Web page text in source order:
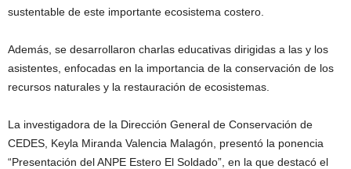
sustentable de este importante ecosistema costero.
Además, se desarrollaron charlas educativas dirigidas a las y los
asistentes, enfocadas en la importancia de la conservación de los
recursos naturales y la restauración de ecosistemas.
La investigadora de la Dirección General de Conservación de
CEDES, Keyla Miranda Valencia Malagón, presentó la ponencia
“Presentación del ANPE Estero El Soldado”, en la que destacó el